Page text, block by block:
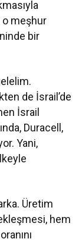
o meşhur
bir
de İsrail’de
İsrail
Duracell,
Yani,
Üretim
hem